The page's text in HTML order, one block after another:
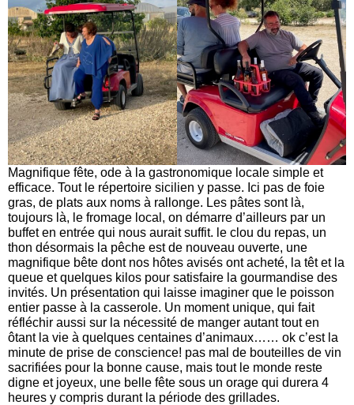
Magnifique fête, ode à la gastronomique locale simple et
efficace. Tout le répertoire sicilien y passe. Ici pas de foie
gras, de plats aux noms à rallonge. Les pâtes sont là,
toujours là, le fromage local, on démarre d’ailleurs par un
buffet en entrée qui nous aurait suffit. le clou du repas, un
thon désormais la pêche est de nouveau ouverte, une
magnifique bête dont nos hôtes avisés ont acheté, la têt et la
queue et quelques kilos pour satisfaire la gourmandise des
invités. Un présentation qui laisse imaginer que le poisson
entier passe à la casserole. Un moment unique, qui fait
réfléchir aussi sur la nécessité de manger autant tout en
ôtant la vie à quelques centaines d’animaux…… ok c’est la
minute de prise de conscience! pas mal de bouteilles de vin
sacrifiées pour la bonne cause, mais tout le monde reste
digne et joyeux, une belle fête sous un orage qui durera 4
heures y compris durant la période des grillades.